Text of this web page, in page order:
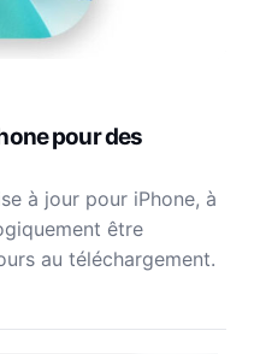
pour des
à jour pour iPhone, à
être
au téléchargement.